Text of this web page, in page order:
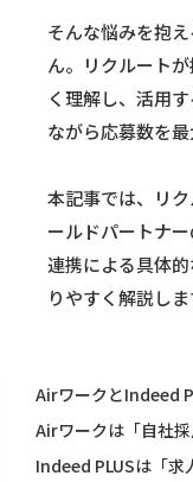
そんな悩みを抱
ん。リクルート
く理解し、活用
ながら応募数を最
本記事では、リ
ールドパートナ
連携による具体
りやすく解説しま
AirワークとIndeed
Airワークは「自社
Indeed PLUSは「求